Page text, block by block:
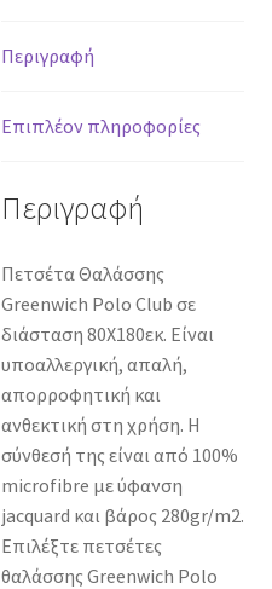
Περιγραφή
Επιπλέον πληροφορίες
Περιγραφή
Πετσέτα Θαλάσσης
Greenwich Polo Club σε
διάσταση 80Χ180εκ. Είναι
υποαλλεργική, απαλή,
απορροφητική και
ανθεκτική στη χρήση. Η
σύνθεσή της είναι από 100%
microfibre με ύφανση
jacquard και βάρος 280gr/m2.
Επιλέξτε πετσέτες
θαλάσσης Greenwich Polo